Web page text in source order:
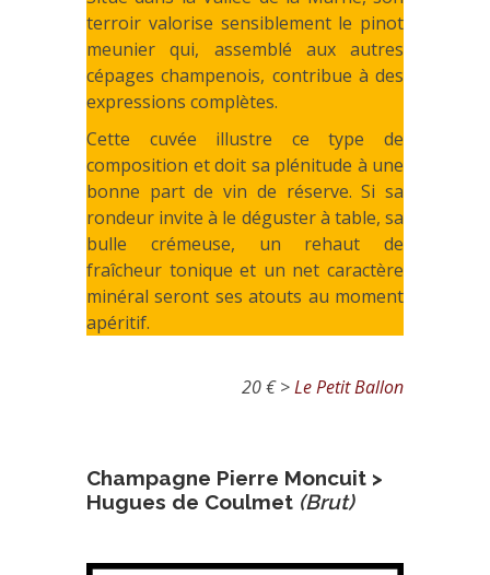
terroir valorise sensiblement le pinot
meunier qui, assemblé aux autres
cépages champenois, contribue à des
expressions complètes.
Cette cuvée illustre ce type de
composition et doit sa plénitude à une
bonne part de vin de réserve. Si sa
rondeur invite à le déguster à table, sa
bulle crémeuse, un rehaut de
fraîcheur tonique et un net caractère
minéral seront ses atouts au moment
apéritif.
20 € >Le Petit Ballon
Champagne Pierre Moncuit >
Hugues de Coulmet (Brut)